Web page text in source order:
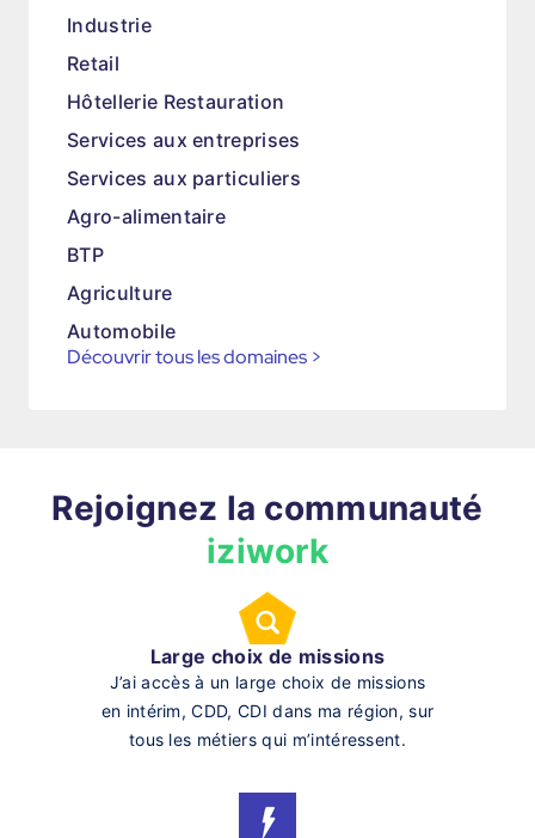
Industrie
Retail
Hôtellerie Restauration
Services aux entreprises
Services aux particuliers
Agro-alimentaire
BTP
Agriculture
Automobile
Découvrir tous les domaines >
Rejoignez la communauté
iziwork
Large choix de missions
J’ai accès à un large choix de missions
en intérim, CDD, CDI dans ma région, sur
tous les métiers qui m’intéressent.